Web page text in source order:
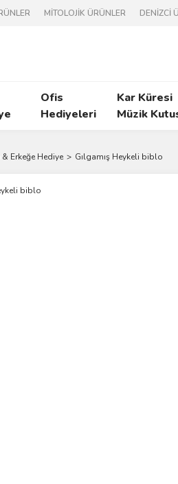
MİTOLOJİK ÜRÜNLER DENİZCİ
Ofis
Hediyeleri
Kar Küresi
Müzik
Erkeğe Hediye Gılgamış Heykeli biblo